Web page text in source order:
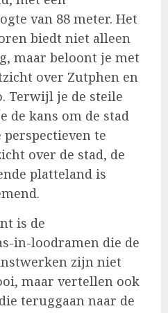
van 88 meter. Het
biedt niet alleen
maar beloont je met
over Zutphen en
Terwijl je de steile
kans om de stad
te
over de stad, de
platteland is
is de
in-loodramen die de
zijn niet
maar vertellen ook
teruggaan naar de